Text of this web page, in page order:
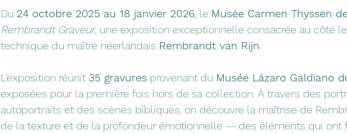
Du 24 octobre 2025 au 18 janvier 2026, le Musée Carmen Thyssen
Rembrandt Graveur, une exposition exceptionnelle consacrée au côté
technique du maître néerlandais Rembrandt van Rijn.
L’exposition réunit 35 gravures provenant du Musée Lázaro Galdiano
exposées pour la première fois hors de sa collection. À travers des
autoportraits et des scènes bibliques, on découvre la maîtrise de
de la texture et de la profondeur émotionnelle — des éléments qui ont